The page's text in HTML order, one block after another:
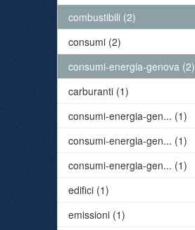
combustibili (2)
consumi (2)
consumi-energia-genova (2)
carburanti (1)
consumi-energia-gen... (1)
consumi-energia-gen... (1)
consumi-energia-gen... (1)
edifici (1)
emissioni (1)